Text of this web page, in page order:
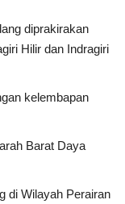
diprakirakan
Hilir dan Indragiri
kelembapan
Barat Daya
di Wilayah Perairan